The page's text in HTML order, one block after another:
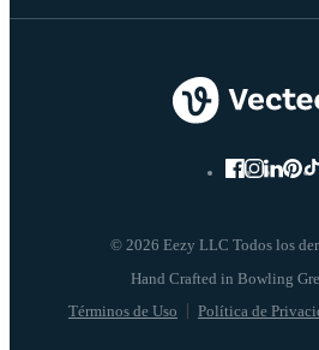
© 2026 Eezy LLC Todos los
Términos de Uso Política de